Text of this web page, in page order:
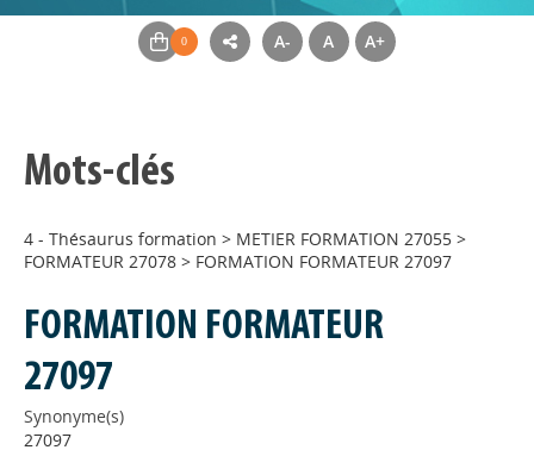
A- A A+
Mots-clés
4 - Thésaurus formation > METIER FORMATION 27055 >
FORMATEUR 27078 > FORMATION FORMATEUR 27097
FORMATION FORMATEUR
27097
Synonyme(s)
27097